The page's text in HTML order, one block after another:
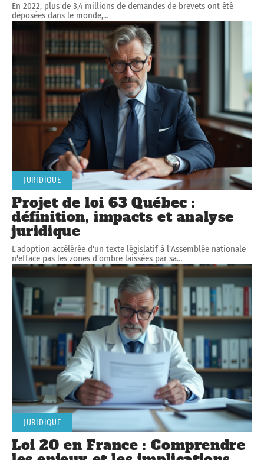
En 2022, plus de 3,4 millions de demandes de brevets ont été
déposées dans le monde,…
JURIDIQUE
Projet de loi 63 Québec :
définition, impacts et analyse
juridique
L'adoption accélérée d'un texte législatif à l'Assemblée nationale
n'efface pas les zones d'ombre laissées par sa…
JURIDIQUE
Loi 20 en France : Comprendre